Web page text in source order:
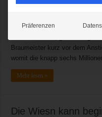
größte Volksfest der Welt zu
Münchner Brauereien, die
Braumeister kurz vor dem
womit die knapp sechs
Mehr lesen »
Die Wiesn kann
Präferenzen